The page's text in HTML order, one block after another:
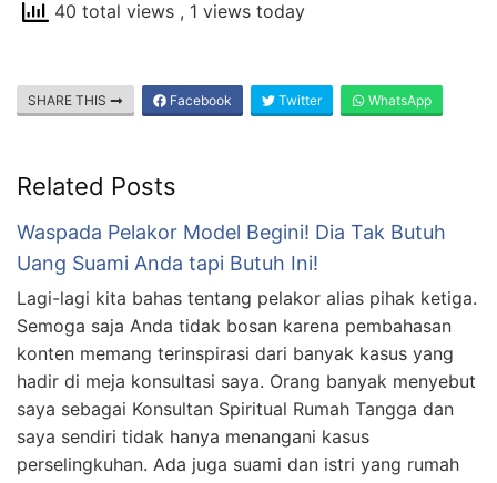
40 total views , 1 views today
SHARE THIS Facebook Twitter WhatsApp
Related Posts
Waspada Pelakor Model Begini! Dia Tak Butuh
Uang Suami Anda tapi Butuh Ini!
Lagi-lagi kita bahas tentang pelakor alias pihak ketiga.
Semoga saja Anda tidak bosan karena pembahasan
konten memang terinspirasi dari banyak kasus yang
hadir di meja konsultasi saya. Orang banyak menyebut
saya sebagai Konsultan Spiritual Rumah Tangga dan
saya sendiri tidak hanya menangani kasus
perselingkuhan. Ada juga suami dan istri yang rumah